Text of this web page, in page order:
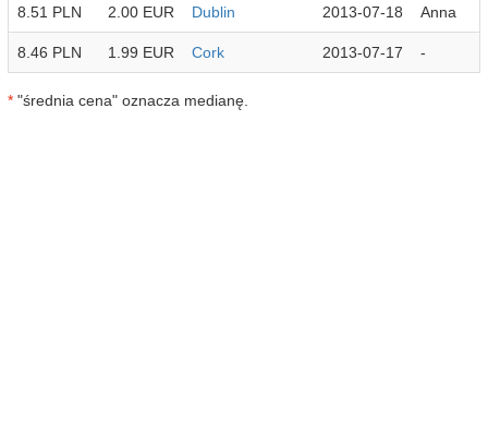
8.51 PLN 2.00 EUR Dublin 2013-07-18 Anna
8.46 PLN 1.99 EUR Cork 2013-07-17 -
* "średnia cena" oznacza medianę.